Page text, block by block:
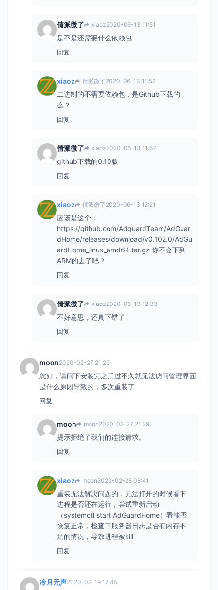
倩派微了 xiaoz2020-06-13 11:51
是不是还需要什么依赖包
回复
xiaoz 倩派微了 2020-06-13 11:52
二进制的不需要依赖包，是Github下载的
么？
回复
倩派微了 xiaoz2020-06-13 11:57
github下载的0.10版
回复
xiaoz 倩派微了 2020-06-13 12:21
应该是这个：
https://github.com/AdguardTeam/AdGuar
dHome/releases/download/v0.102.0/AdGu
ardHome_linux_amd64.tar.gz 你不会下到
ARM的去了吧？
回复
倩派微了 xiaoz2020-06-13 12:33
不好意思，还真下错了
回复
moon2020-02-27 21:29
您好，请问下安装完之后过不久就无法访问管理界面
是什么原因导致的，多次重装了
回复
moon moon2020-02-27 21:29
提示拒绝了我们的连接请求。
回复
xiaoz moon2020-02-28 08:41
重装无法解决问题的，无法打开的时候看下
进程是否还在运行，尝试重新启动
（systemctl start AdGuardHome）看能否
恢复正常，检查下服务器日志是否有内存不
足的情况，导致进程被kill
回复
冷月无声2020-02-19 17:45